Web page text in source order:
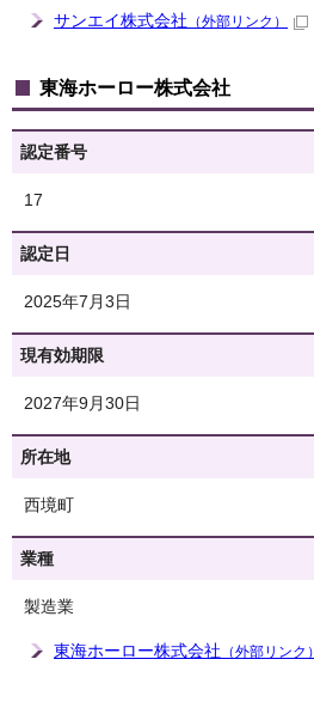
サンエイ株式会社 （外部リンク）
東海ホーロー株式会社
認定番号
17
認定日
2025年7月3日
現有効期限
2027年9月30日
所在地
西境町
業種
製造業
東海ホーロー株式会社 （外部リンク）